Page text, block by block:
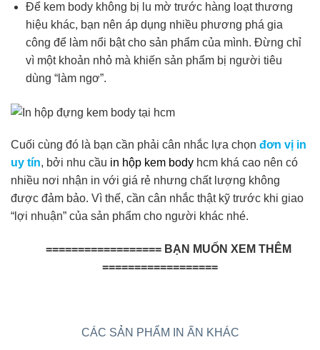
Để kem body không bị lu mờ trước hàng loạt thương
hiệu khác, bạn nên áp dụng nhiều phương phá gia
công để làm nổi bật cho sản phẩm của mình. Đừng chỉ
vì một khoản nhỏ mà khiến sản phẩm bị người tiêu
dùng “làm ngơ”.
Cuối cùng đó là bạn cần phải cân nhắc lựa chọn đơn vị in
uy tín, bởi nhu cầu in hộp kem body hcm khá cao nên có
nhiều nơi nhận in với giá rẻ nhưng chất lượng không
được đảm bảo. Vì thế, cần cân nhắc thật kỹ trước khi giao
“lợi nhuận” của sản phẩm cho người khác nhé.
================== BẠN MUỐN XEM THÊM
==================
CÁC SẢN PHẨM IN ẤN KHÁC